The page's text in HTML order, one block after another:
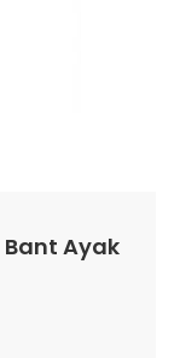
Bant Ayak